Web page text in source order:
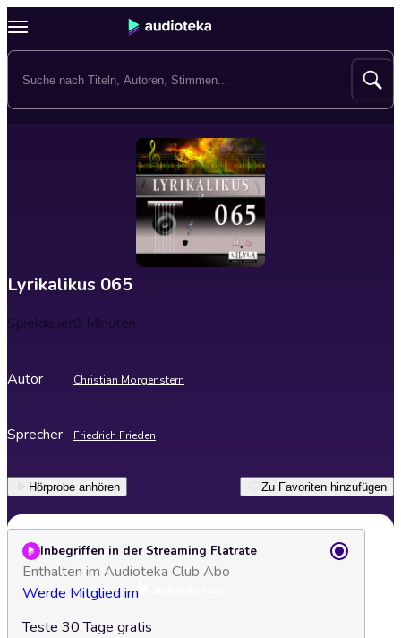
Lyrikalikus 065
Spieldauer9 Minuten
Autor Christian Morgenstern
Sprecher Friedrich Frieden
Hörprobe anhören Zu Favoriten hinzufügen
Inbegriffen in der Streaming Flatrate
Enthalten im Audioteka Club Abo
Werde Mitglied im
Teste 30 Tage gratis